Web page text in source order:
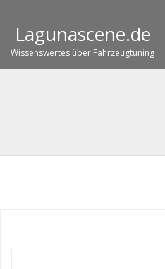
Lagunascene.de
Wissenswertes über Fahrzeugtuning